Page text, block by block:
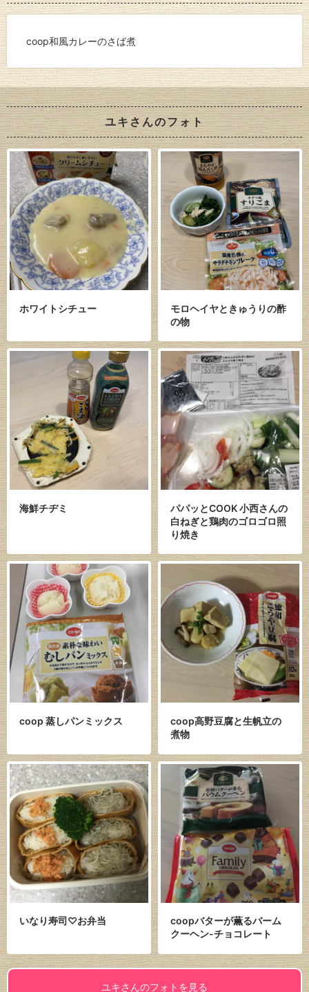
coop和風カレーのさば煮
ユキさんのフォト
ホワイトシチュー
モロヘイヤときゅうりの酢
の物
海鮮チヂミ
パパッとCOOK 小西さんの
白ねぎと鶏肉のゴロゴロ照
り焼き
coop 蒸しパンミックス
coop高野豆腐と生帆立の
煮物
いなり寿司♡お弁当
coopバターが薫るバーム
クーヘン-チョコレート
ユキさんのフォトを見る